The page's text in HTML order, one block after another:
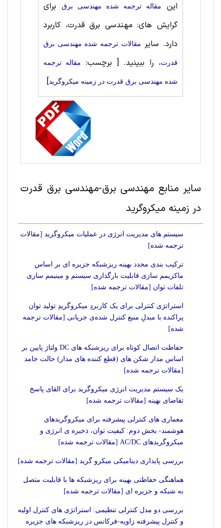
این مقاله ترجمه شده مهندسی برق
برای
گرایش های: مهندسی برق قدرت، کاربرد
دارد. سایر مقالات ترجمه شده مهندسی برق
قدرت، را ببینید.[ برچسب: مقاله ترجمه
شده مهندسی برق قدرت در زمینه میکروگرید]
سایر منابع مهندسی برق-مهندسی برق قدرت
در زمینه میکروگرید
سیستم های مدیریت انرژی در عملیات میکروگرید [مقالات
ترجمه شده]
ترکیب بندی مجدد بهینه ریزشبکه جزیره ای بر اساس
ماکزیمم سازی قابلیت بارگذاری سیستم و مینیمم سازی
تلفات توان [مقالات ترجمه شده]
استراتژی کنترلی برای یک کاربردِ میکروگریدِ تولید توان
پراکنده با مبدلِ منبع کنترل شده‌ی جریانی [مقالات ترجمه
شده]
حفاظت اتصال کوتاه برای ریزشبکه های DC ولتاژ پایین بر
اساس مدار شکن های (قطع کننده های مدار) حالت جامد
[مقالات ترجمه شده]
یک سیستم مدیریت انرژی میکروگرید برای القای پاسخ
تقاضای بهینه [مقالات ترجمه شده]
معماری های کنترلی پیشرفته برای میکروگریدهای
هوشمند- بخش دوم: کیفیت توان، ذخیره ی انرژی و
میکروگریدهای AC/DC [مقالات ترجمه شده]
بررسی پایداری دینامیکی میکرو گرید [مقالات ترجمه شده]
هماهنگی حفاظتی بهینه برای ریزشبکه ها با قابلیت متصل
به شبکه و جزیره ای [مقالات ترجمه شده]
بررسی دو مدل کنترلی تنظیمی: استراتژی های کنترل اولیه
و کنترل پیشرفته زاویه-فرکانس در ریزشبکه های جزیره